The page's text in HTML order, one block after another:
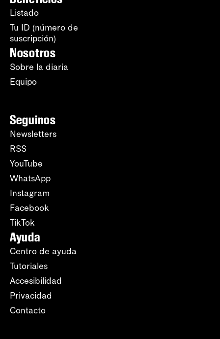
Listado
Tu ID (número de
suscripción)
Nosotros
Sobre la diaria
Equipo
Seguinos
Newsletters
RSS
YouTube
WhatsApp
Instagram
Facebook
TikTok
Ayuda
Centro de ayuda
Tutoriales
Accesibilidad
Privacidad
Contacto